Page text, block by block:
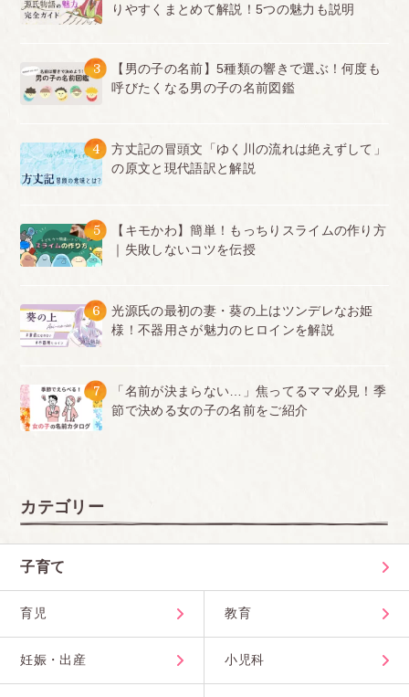
りやすくまとめて解説！5つの魅力も説明
3
【男の子の名前】5種類の響きで選ぶ！何度も
呼びたくなる男の子の名前図鑑
4
方丈記の冒頭文「ゆく川の流れは絶えずして」
の原文と現代語訳と解説
5
【キモかわ】簡単！もっちりスライムの作り方
｜失敗しないコツを伝授
6
光源氏の最初の妻・葵の上はツンデレなお姫
様！不器用さが魅力のヒロインを解説
7
「名前が決まらない…」焦ってるママ必見！季
節で決める女の子の名前をご紹介
カテゴリー
子育て
育児 教育
妊娠・出産 小児科